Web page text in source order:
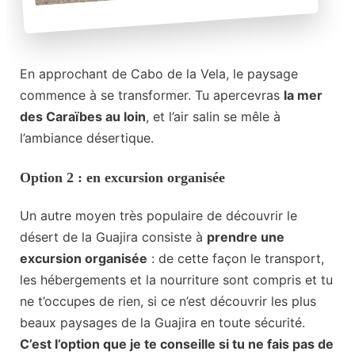
En approchant de Cabo de la Vela, le paysage
commence à se transformer. Tu apercevras la mer
des Caraïbes au loin, et l’air salin se mêle à
l’ambiance désertique.
Option 2 : en excursion organisée
Un autre moyen très populaire de découvrir le
désert de la Guajira consiste à prendre une
excursion organisée : de cette façon le transport,
les hébergements et la nourriture sont compris et tu
ne t’occupes de rien, si ce n’est découvrir les plus
beaux paysages de la Guajira en toute sécurité.
C’est l’option que je te conseille si tu ne fais pas de